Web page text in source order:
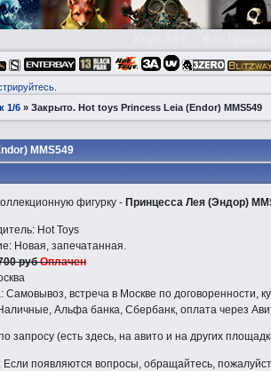
.
1/6 »Закрытo. Hot toys Princess Leia (Endor) MMS549
MMS549
фигурку - Принцесса Лея (Эндор)
Hot Toys
Новая, запечатанная.
руб Оплачен
Самовывоз, встреча в Москве по договоренности,
Альфа банка, Сбербанк, оплата через
запросу (есть здесь, на авито и на других
появляются вопросы, обращайтесь,